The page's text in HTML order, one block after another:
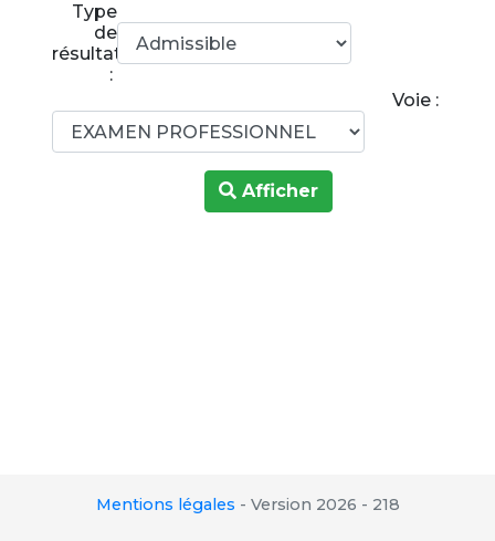
Type
de
résultats
:
Voie :
Afficher
Mentions légales - Version 2026 - 218